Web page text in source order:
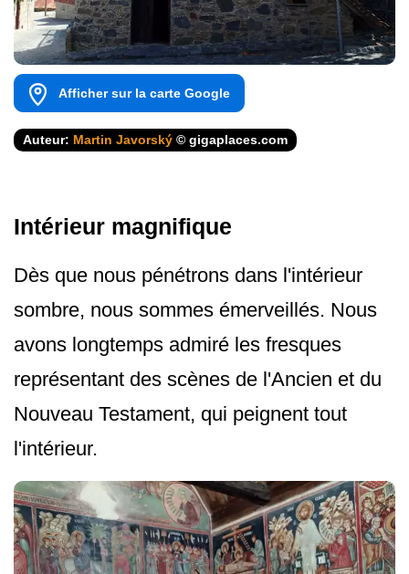
Afficher sur la carte Google
Auteur: Martin Javorský © gigaplaces.com
Intérieur magnifique
Dès que nous pénétrons dans l'intérieur
sombre, nous sommes émerveillés. Nous
avons longtemps admiré les fresques
représentant des scènes de l'Ancien et du
Nouveau Testament, qui peignent tout
l'intérieur.